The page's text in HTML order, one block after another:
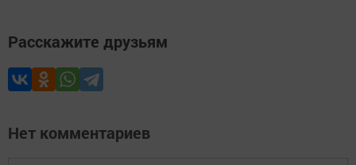
Расскажите друзьям
Нет комментариев